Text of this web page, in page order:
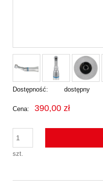
Dostępność: dostępny
Cena: 390,00 zł
szt.